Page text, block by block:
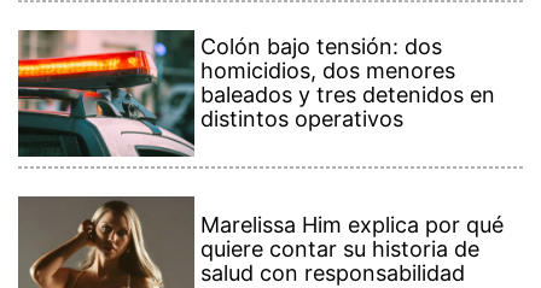
Colón bajo tensión: dos
homicidios, dos menores
baleados y tres detenidos en
distintos operativos
Marelissa Him explica por qué
quiere contar su historia de
salud con responsabilidad